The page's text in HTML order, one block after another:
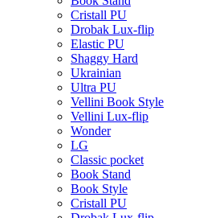
Cristall PU
Drobak Lux-flip
Elastic PU
Shaggy Hard
Ukrainian
Ultra PU
Vellini Book Style
Vellini Lux-flip
Wonder
LG
Classic pocket
Book Stand
Book Style
Cristall PU